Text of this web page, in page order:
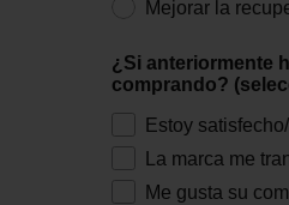
Mejorar la
¿Si anteriormente
comprando?
Estoy
La marca me
Me gusta su